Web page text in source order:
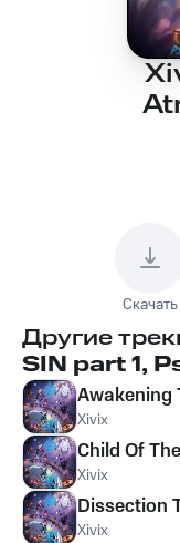
Скачать
Другие
SIN part 1,
Awakening
Xivix
Child Of
Xivix
Dissection
Xivix